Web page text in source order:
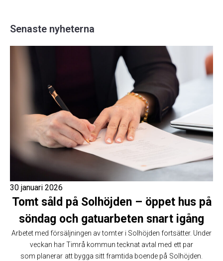
Senaste nyheterna
30 januari 2026
Tomt såld på Solhöjden – öppet hus på
söndag och gatuarbeten snart igång
Arbetet med försäljningen av tomter i Solhöjden fortsätter. Under
veckan har Timrå kommun tecknat avtal med ett par
som planerar att bygga sitt framtida boende på Solhöjden.